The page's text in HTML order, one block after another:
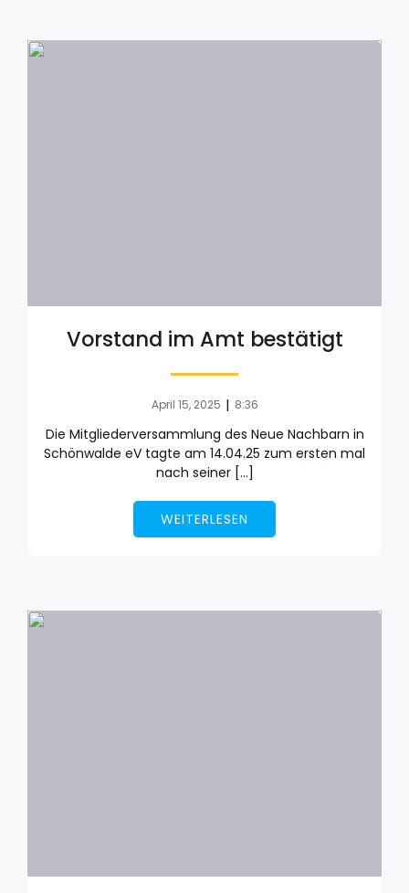
Vorstand im Amt bestätigt
April 15, 2025 | 8:36
Die Mitgliederversammlung des Neue Nachbarn in
Schönwalde eV tagte am 14.04.25 zum ersten mal
nach seiner […]
WEITERLESEN